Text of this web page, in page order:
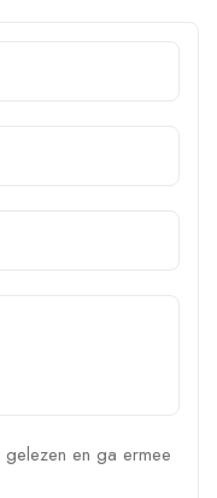
gelezen en ga ermee